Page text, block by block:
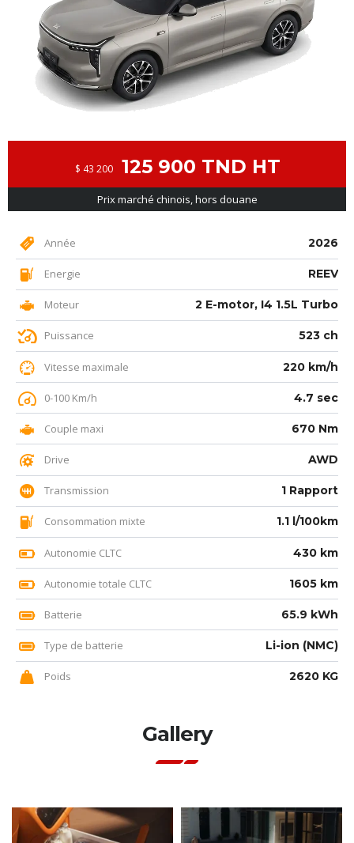
125 900 TND HT
$ 43 200
Prix marché chinois, hors douane
Année 2026
Energie REEV
Moteur 2 E-motor, I4 1.5L Turbo
Puissance 523 ch
Vitesse maximale 220 km/h
0-100 Km/h 4.7 sec
Couple maxi 670 Nm
Drive AWD
Transmission 1 Rapport
Consommation mixte 1.1 l/100km
Autonomie CLTC 430 km
Autonomie totale CLTC 1605 km
Batterie 65.9 kWh
Type de batterie Li-ion (NMC)
Poids 2620 KG
Gallery